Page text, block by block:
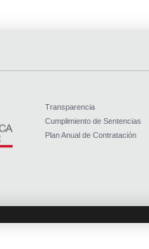
Transparencia
Cumplimiento de Sentencias
Plan Anual de Contratación